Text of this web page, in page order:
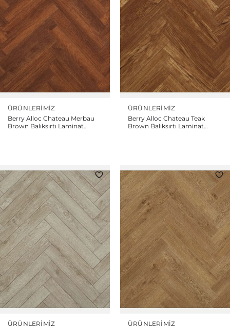
ÜRÜNLERIMIZ
Berry Alloc Chateau Merbau
Brown Balıksırtı Laminat
ÜRÜNLERIMIZ
Berry Alloc Chateau Teak
Brown Balıksırtı Laminat
ÜRÜNLERIMIZ
ÜRÜNLERIMIZ